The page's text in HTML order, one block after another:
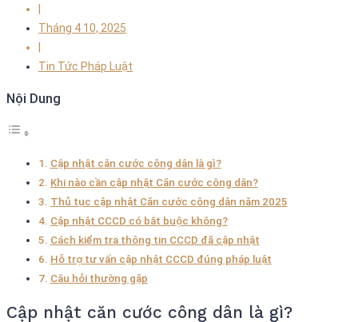
Tháng 4 10, 2025
Tin Tức Pháp Luật
Nội Dung
Cập nhật căn cước công dân là gì?
Khi nào cần cập nhật Căn cước công dân?
Thủ tục cập nhật Căn cước công dân năm 2025
Cập nhật CCCD có bắt buộc không?
Cách kiểm tra thông tin CCCD đã cập nhật
Hỗ trợ tư vấn cập nhật CCCD đúng pháp luật
Câu hỏi thường gặp
Cập nhật căn cước công dân là gì?